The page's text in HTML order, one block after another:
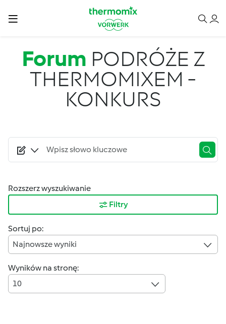
Forum PODRÓŻE Z
THERMOMIXEM -
KONKURS
Rozszerz wyszukiwanie
Filtry
Sortuj po:
Najnowsze wyniki
Wyników na stronę:
10